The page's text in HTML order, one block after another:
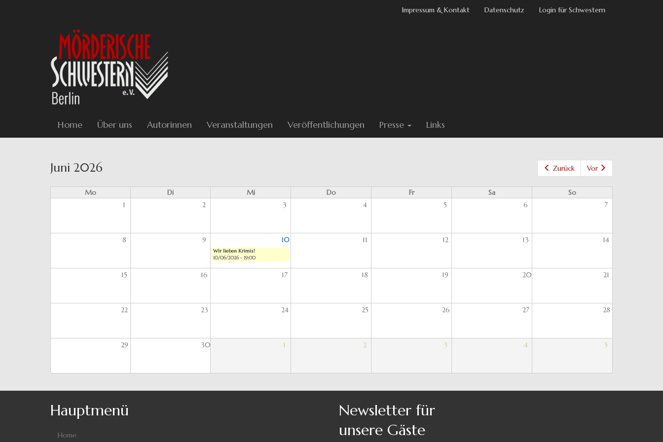
Impressum & Kontakt Datenschutz Login für Schwestern
Home Über uns Autorinnen Veranstaltungen Veröffentlichungen Presse Links
Reiter
Zurück Vor
Juni 2026
Mo Di Mi Do Fr Sa
So
1
2 3 4 5 6 7
8 9 10 11 12 13 14
Wir lieben Krimis!
10/06/2026 - 19:00
15 16 17 18 19 20 21
22 23 24 25 26 27 28
29 30 1 2 3 4 5
Hauptmenü
Home
Newsletter für
unsere Gäste